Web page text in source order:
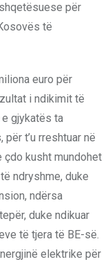
për
të
euro për
i ndikimit të
gjykatës ta
t’u rreshtuar në
çdo kusht mundohet
ndryshme, duke
ndërsa
duke ndikuar
të tjera të BE-së.
elektrike për